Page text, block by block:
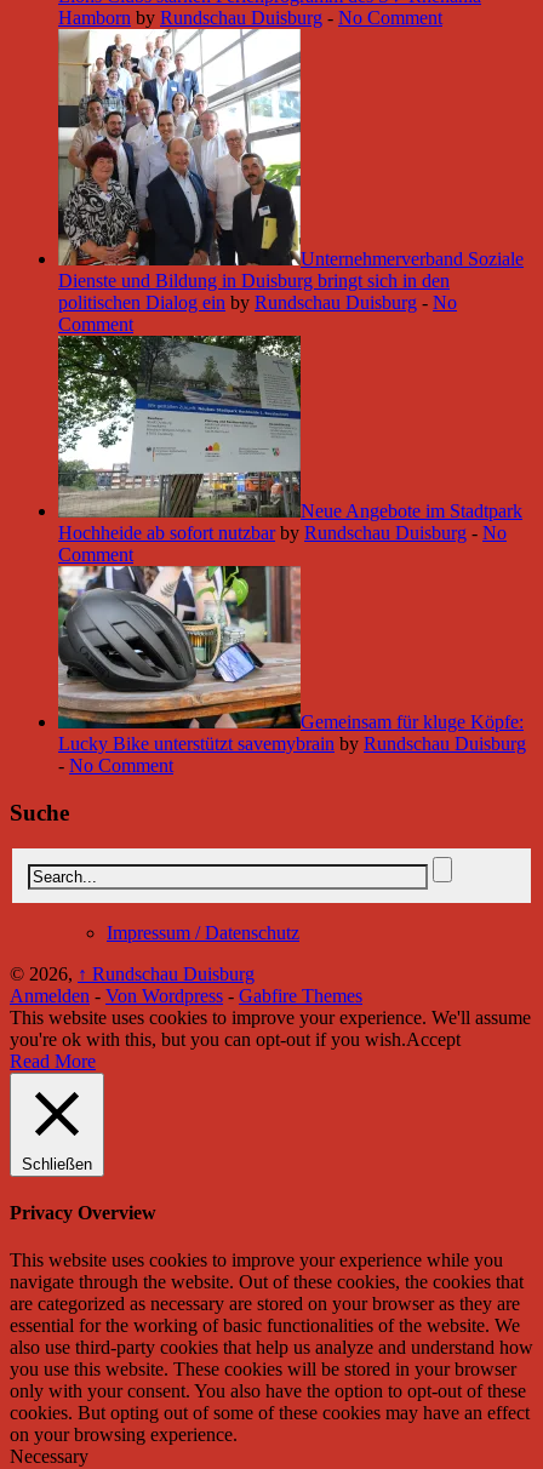
Hamborn by Rundschau Duisburg - No Comment
Unternehmerverband Soziale
Dienste und Bildung in Duisburg bringt sich in den
politischen Dialog ein by Rundschau Duisburg - No
Comment
Neue Angebote im Stadtpark
Hochheide ab sofort nutzbar by Rundschau Duisburg - No
Comment
Gemeinsam für kluge Köpfe:
Lucky Bike unterstützt savemybrain by Rundschau Duisburg
- No Comment
Suche
Impressum / Datenschutz
© 2026, ↑ Rundschau Duisburg
Anmelden - Von Wordpress - Gabfire Themes
This website uses cookies to improve your experience. We'll assume
you're ok with this, but you can opt-out if you wish.Accept
Read More
Schließen
Privacy Overview
This website uses cookies to improve your experience while you
navigate through the website. Out of these cookies, the cookies that
are categorized as necessary are stored on your browser as they are
essential for the working of basic functionalities of the website. We
also use third-party cookies that help us analyze and understand how
you use this website. These cookies will be stored in your browser
only with your consent. You also have the option to opt-out of these
cookies. But opting out of some of these cookies may have an effect
on your browsing experience.
Necessary